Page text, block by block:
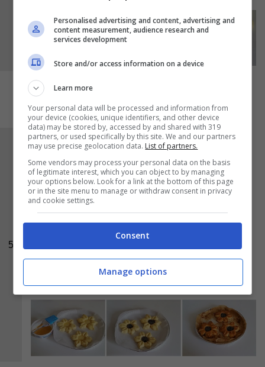
5
Adagiate i panini in una teglia e lucidateli con
l’uovo sbattutodopo di che arricchite il centro
dei girasoli con isemi di papaveroed
infornate nel forno statico preriscaldato a 200
gradi fino a che non saranno ben dorati e cotti.
Sfornate i panini e riponeteli sotto un
canovaccio fino a che non si saranno freddati,
Personalised advertising and content, advertising and
content measurement, audience research and
services development
Store and/or access information on a device
Learn more
Your personal data will be processed and information from
your device (cookies, unique identifiers, and other device
data) may be stored by, accessed by and shared with 319
partners, or used specifically by this site. We and our partners
may use precise geolocation data. List of partners.
Some vendors may process your personal data on the basis
of legitimate interest, which you can object to by managing
your options below. Look for a link at the bottom of this page
or in the site menu to manage or withdraw consent in privacy
and cookie settings.
Consent
Manage options